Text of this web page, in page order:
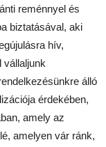
reménnyel és
biztatásával, aki
hív,
vállaljunk
álló
érdekében,
amely az
amelyen vár ránk,